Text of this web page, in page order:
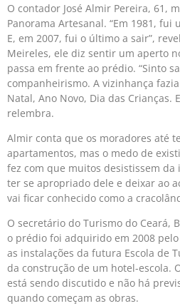
O contador José Almir Pereira, 61,
Panorama Artesanal. “Em 1981,
E, em 2007, fui o último a sair”,
Meireles, ele diz sentir um aperto
passa em frente ao prédio. “Sinto
companheirismo. A vizinhança fazia
Natal, Ano Novo, Dia das Crianças.
relembra.
Almir conta que os moradores até
apartamentos, mas o medo de
fez com que muitos desistissem da
ter se apropriado dele e deixar ao
vai ficar conhecido como a
O secretário do Turismo do Ceará,
o prédio foi adquirido em 2008
as instalações da futura Escola de
da construção de um hotel-escola.
está sendo discutido e não há
quando começam as obras.